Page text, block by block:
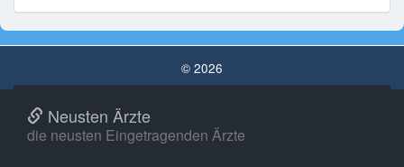
© 2026
Neusten Ärzte
die neusten Eingetragenden Ärzte